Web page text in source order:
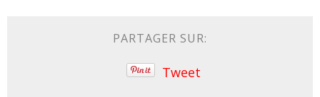
PARTAGER SUR:
Tweet